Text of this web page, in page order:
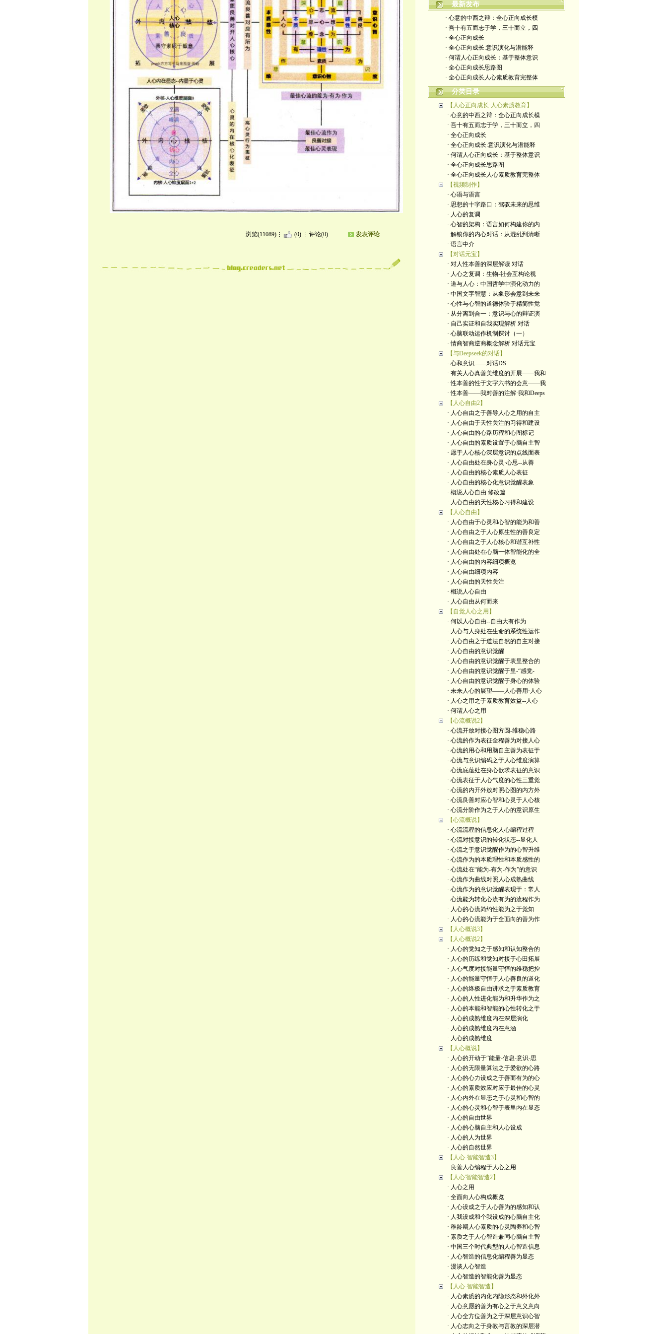
浏览(11089) (0) 评论(0) 发表评论
最新发布
· 心意的中西之辩：全心正向成长模
· 吾十有五而志于学，三十而立，四
· 全心正向成长
· 全心正向成长:意识演化与潜能释
· 何谓人心正向成长：基于整体意识
· 全心正向成长思路图
· 全心正向成长人心素质教育完整体
分类目录
【人心正向成长·人心素质教育】
· 心意的中西之辩：全心正向成长模
· 吾十有五而志于学，三十而立，四
· 全心正向成长
· 全心正向成长:意识演化与潜能释
· 何谓人心正向成长：基于整体意识
· 全心正向成长思路图
· 全心正向成长人心素质教育完整体
【视频制作】
· 心语与语言
· 思想的十字路口：驾驭未来的思维
· 人心的复调
· 心智的架构：语言如何构建你的内
· 解锁你的内心对话：从混乱到清晰
· 语言中介
【对话元宝】
· 对人性本善的深层解读 对话
· 人心之复调：生物-社会互构论视
· 道与人心：中国哲学中演化动力的
· 中国文字智慧：从象形会意到未来
· 心性与心智的道德体验于精简性觉
· 从分离到合一：意识与心的辩证演
· 自己实证和自我实现解析 对话
· 心脑联动运作机制探讨（一）
· 情商智商逆商概念解析 对话元宝
【与Deepseek的对话】
· 心和意识——对话DS
· 有关人心真善美维度的开展——我和
· 性本善的性于文字六书的会意——我
· 性本善——我对善的注解·我和Deeps
【人心自由2】
· 人心自由之于善导人心之用的自主
· 人心自由于天性关注的习得和建设
· 人心自由的心路历程和心图标记
· 人心自由的素质设置于心脑自主智
· 愿于人心核心深层意识的点线面表
· 人心自由处在身心灵·心思--从善
· 人心自由的核心素质人心表征
· 人心自由的核心化意识觉醒表象
· 概说人心自由 修改篇
· 人心自由的天性核心习得和建设
【人心自由】
· 人心自由于心灵和心智的能为和善
· 人心自由之于人心原生性的善良定
· 人心自由之于人心核心和谐互补性
· 人心自由处在心脑一体智能化的全
· 人心自由的内容细项概览
· 人心自由细项内容
· 人心自由的天性关注
· 概说人心自由
· 人心自由从何而来
【自觉人心之用】
· 何以人心自由--自由大有作为
· 人心与人身处在生命的系统性运作
· 人心自由之于道法自然的自主对接
· 人心自由的意识觉醒
· 人心自由的意识觉醒于表里整合的
· 人心自由的意识觉醒于里-“感觉-
· 人心自由的意识觉醒于身心的体验
· 未来人心的展望——人心善用·人心
· 人心之用之于素质教育效益--人心
· 何谓人心之用
【心流概说2】
· 心流开放对接心图方圆-维稳心路
· 心流的作为表征全程善为对接人心
· 心流的用心和用脑自主善为表征于
· 心流与意识编码之于人心维度演算
· 心流底蕴处在身心欲求表征的意识
· 心流表征于人心气度的心性三重觉
· 心流的内开外放对照心图的内方外
· 心流良善对应心智和心灵于人心核
· 心流分阶作为之于人心的意识原生
【心流概说】
· 心流流程的信息化人心编程过程
· 心流对接意识的转化状态--显化人
· 心流之于意识觉醒作为的心智升维
· 心流作为的本质理性和本质感性的
· 心流处在“能为-有为-作为”的意识
· 心流作为曲线对照人心成熟曲线
· 心流作为的意识觉醒表现于：常人
· 心流能为转化心流有为的流程作为
· 人心的心流简约性能为之于觉知
· 人心的心流能为于全面向的善为作
【人心概说3】
【人心概说2】
· 人心的觉知之于感知和认知整合的
· 人心的历练和觉知对接于心田拓展
· 人心气度对接能量守恒的维稳把控
· 人心的能量守恒于人心善良的道化
· 人心的终极自由讲求之于素质教育
· 人心的人性进化能为和升华作为之
· 人心的本能和智能的心性转化之于
· 人心的成熟维度内在深层演化
· 人心的成熟维度内在意涵
· 人心的成熟维度
【人心概说】
· 人心的开动于“能量-信息-意识-思
· 人心的无限量算法之于爱欲的心路
· 人心的心力设成之于善而有为的心
· 人心的素质效应对应于最佳的心灵
· 人心内外在显态之于心灵和心智的
· 人心的心灵和心智于表里内在显态
· 人心的自由世界
· 人心的心脑自主和人心设成
· 人心的人为世界
· 人心的自然世界
【人心·智能智造3】
· 良善人心编程于人心之用
【人心'智能智造2】
· 人心之用
· 全面向人心构成概览
· 人心设成之于人心善为的感知和认
· 人我设成和个我设成的心脑自主化
· 稚龄期人心素质的心灵陶养和心智
· 素质之于人心智造兼同心脑自主智
· 中国三个时代典型的人心智造信息
· 人心智造的信息化编程善为显态
· 漫谈人心智造
· 人心智造的智能化善为显态
【人心·智能智造】
· 人心素质的内化内隐形态和外化外
· 人心意愿的善为有心之于意义意向
· 人心全方位善为之于深层意识心智
· 人心志向之于身教与言教的深层潜